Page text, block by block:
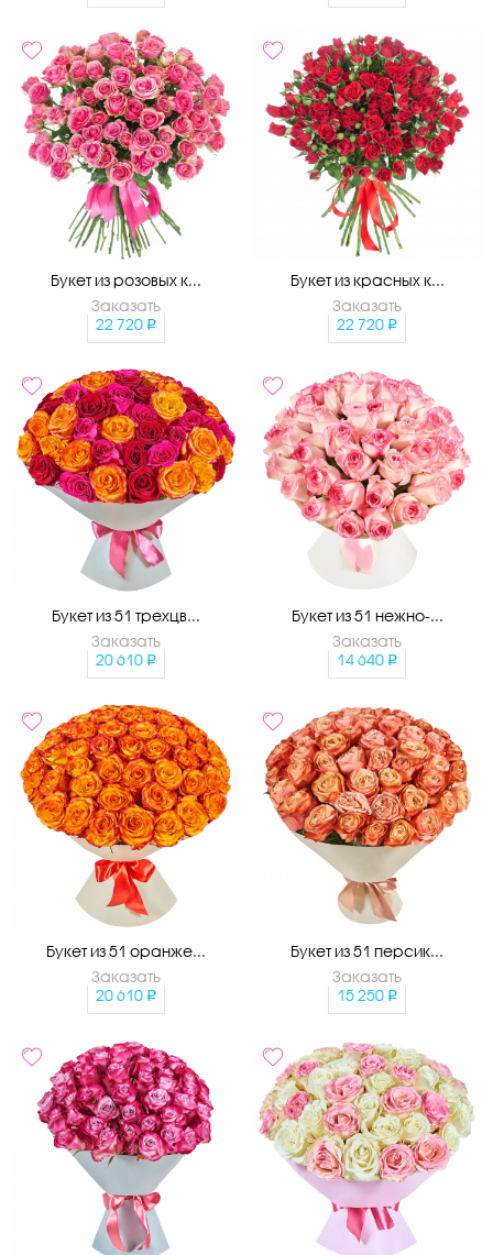
Букет из розовых к...
Заказать
22 720
Букет из красных к...
Заказать
22 720
Букет из 51 трехцв...
Заказать
20 610
Букет из 51 нежно-...
Заказать
14 640
Букет из 51 оранже...
Заказать
20 610
Букет из 51 персик...
Заказать
15 250